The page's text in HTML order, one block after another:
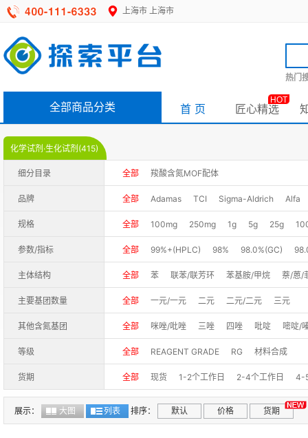
上海市 上海市
热门
全部商品分类 首 页 匠心精选
HOT
化学试剂·生化试剂(415)
细分目录 全部 羧酸含氮MOF配体
品牌 全部 Adamas TCI Sigma-Aldrich Alfa
规格 全部 100mg 250mg 1g 5g 25g
参数/指标 全部 99%+(HPLC) 98% 98.0%(GC)
97%(HPLC)
97%+(HPLC) 97%(LC-MS)
主体结构 全部 苯 联苯/联芳环 苯基胺/甲烷 萘/蒽/
主要基团数量 全部 一元/一元 二元 二元/二元 三元
其他含氮基团 全部 咪唑/吡唑 三唑 四唑 吡啶 嘧啶/
等级 全部 REAGENT GRADE RG 材料合成
货期 全部 现货 1-2个工作日 2-4个工作日 4-
展示： 大图 列表 排序： 默认 价格 货期